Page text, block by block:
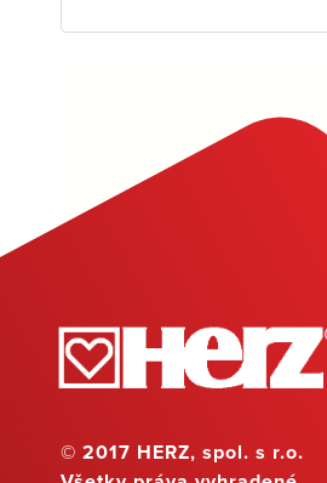
© 2017 HERZ, spol. s r.o.